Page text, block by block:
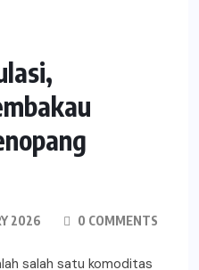
2026 0 COMMENTS
salah satu komoditas